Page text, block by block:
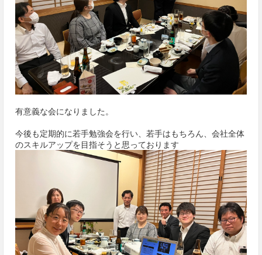
有意義な会になりました。
今後も定期的に若手勉強会を行い、若手はもちろん、会社全体
のスキルアップを目指そうと思っております